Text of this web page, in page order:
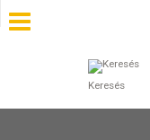
Keresés
SZÁLLÁSOK
BEJEGYZÉSEK